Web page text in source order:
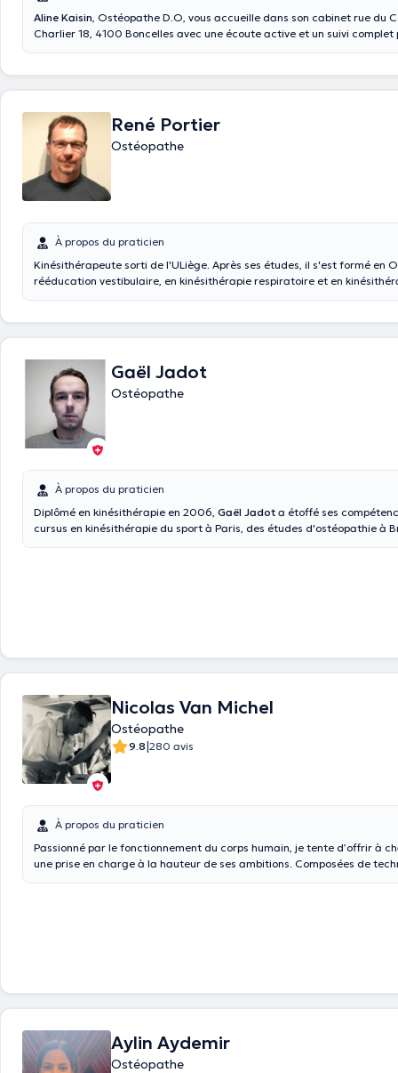
Aline Kaisin, Ostéopathe D.O, vous accueille dans son cabinet rue du
Charlier 18, 4100 Boncelles avec une écoute active et un suivi complet
René Portier
Ostéopathe
À propos du praticien
Kinésithérapeute sorti de l'ULiège. Après ses études, il s'est formé en
rééducation vestibulaire, en kinésithérapie respiratoire et en
Gaël Jadot
Ostéopathe
À propos du praticien
Diplômé en kinésithérapie en 2006, Gaël Jadot a étoffé ses
cursus en kinésithérapie du sport à Paris, des études d'ostéopathie à
(d'origine digestive ou gynécologique), des membres ou de la mâchoire. Il
également en charge les urgences. Il consulte ses patients à Herstal
pouvez prendre rendez-vous avec lui par téléphone 0497.35.34.69 ou
son profil Doctoranytime.
Nicolas Van Michel
Ostéopathe
9.8|280 avis
À propos du praticien
Passionné par le fonctionnement du corps humain, je tente d’offrir à
une prise en charge à la hauteur de ses ambitions. Composées de
Aylin Aydemir
Ostéopathe